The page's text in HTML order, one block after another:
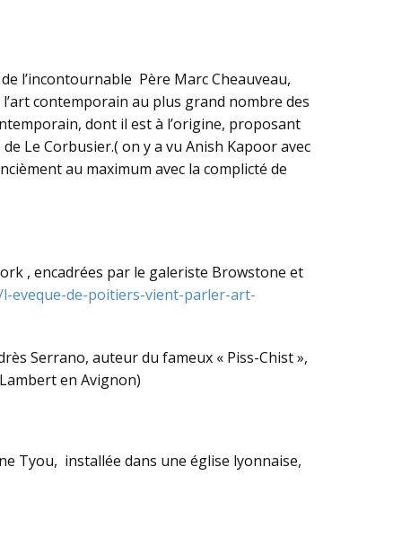
l’incontournable Père Marc Cheauveau,
contemporain au plus grand nombre des
dont il est à l’origine, proposant
Le Corbusier.( on y a vu Anish Kapoor avec
au maximum avec la complicté de
, encadrées par le galeriste Browstone et
eveque-de-poitiers-vient-parler-art-
Serrano, auteur du fameux « Piss-Chist »,
en Avignon)
Tyou, installée dans une église lyonnaise,